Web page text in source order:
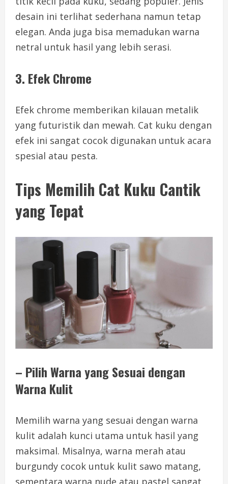
desain ini terlihat sederhana namun tetap
elegan. Anda juga bisa memadukan warna
netral untuk hasil yang lebih serasi.
3. Efek Chrome
Efek chrome memberikan kilauan metalik
yang futuristik dan mewah. Cat kuku dengan
efek ini sangat cocok digunakan untuk acara
spesial atau pesta.
Tips Memilih Cat Kuku Cantik
yang Tepat
– Pilih Warna yang Sesuai dengan
Warna Kulit
Memilih warna yang sesuai dengan warna
kulit adalah kunci utama untuk hasil yang
maksimal. Misalnya, warna merah atau
burgundy cocok untuk kulit sawo matang,